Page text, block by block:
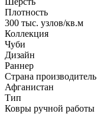
Плотность
300 тыс. узлов/кв.м
Коллекция
Чуби
Дизайн
Раннер
Страна производитель
Афганистан
Тип
Ковры ручной работы